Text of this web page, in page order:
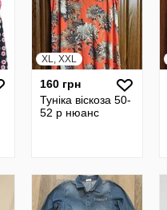
XL, XXL
160 грн
Туніка віскоза 50-
52 р нюанс